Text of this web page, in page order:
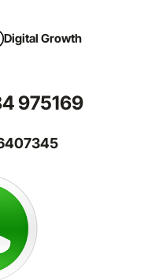
Digital Growth
975169